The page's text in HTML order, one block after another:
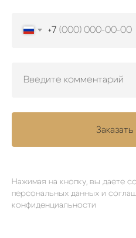
+7
Нажимая на кнопку, вы даете
персональных данных и
конфиденциальности